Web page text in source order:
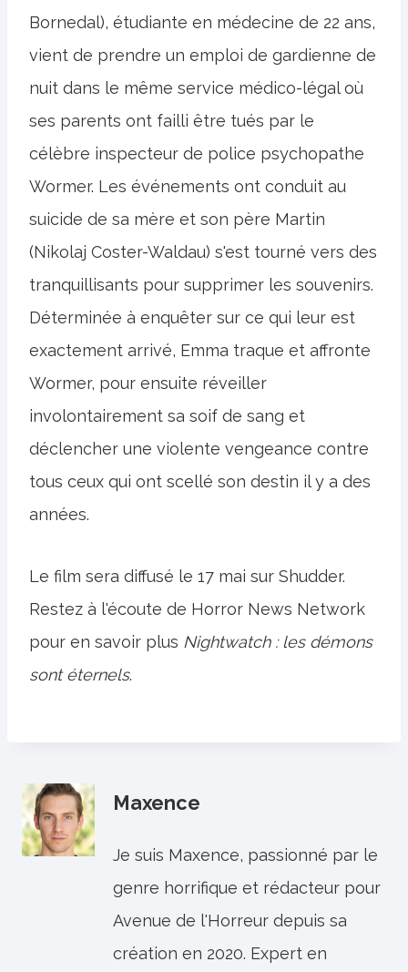
Bornedal), étudiante en médecine de 22 ans,
vient de prendre un emploi de gardienne de
nuit dans le même service médico-légal où
ses parents ont failli être tués par le
célèbre inspecteur de police psychopathe
Wormer. Les événements ont conduit au
suicide de sa mère et son père Martin
(Nikolaj Coster-Waldau) s'est tourné vers des
tranquillisants pour supprimer les souvenirs.
Déterminée à enquêter sur ce qui leur est
exactement arrivé, Emma traque et affronte
Wormer, pour ensuite réveiller
involontairement sa soif de sang et
déclencher une violente vengeance contre
tous ceux qui ont scellé son destin il y a des
années.
Le film sera diffusé le 17 mai sur Shudder.
Restez à l'écoute de Horror News Network
pour en savoir plus Nightwatch : les démons
sont éternels.
Maxence
Je suis Maxence, passionné par le
genre horrifique et rédacteur pour
Avenue de l'Horreur depuis sa
création en 2020. Expert en